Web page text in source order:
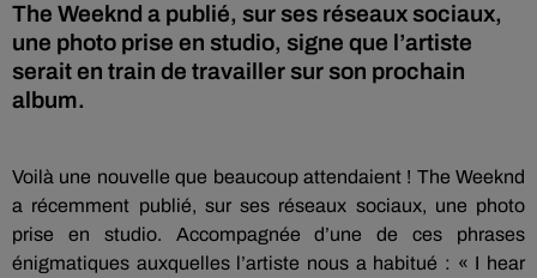
The Weeknd a publié, sur ses réseaux sociaux,
une photo prise en studio, signe que l’artiste
serait en train de travailler sur son prochain
album.
Voilà une nouvelle que beaucoup attendaient ! The Weeknd
a récemment publié, sur ses réseaux sociaux, une photo
prise en studio. Accompagnée d’une de ces phrases
énigmatiques auxquelles l’artiste nous a habitué : « I hear